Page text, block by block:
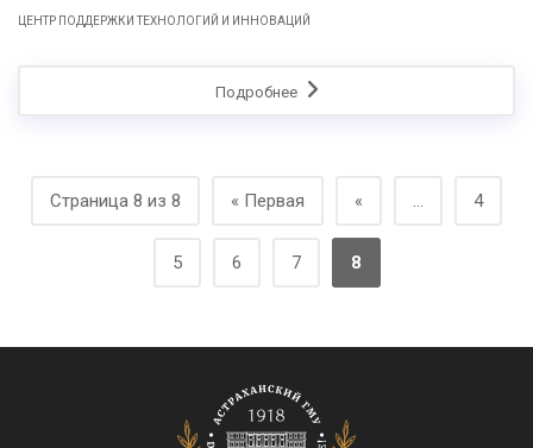
ЦЕНТР ПОДДЕРЖКИ ТЕХНОЛОГИЙ И ИННОВАЦИЙ
Подробнее
Страница 8 из 8 « Первая « ... 4
5 6 7 8